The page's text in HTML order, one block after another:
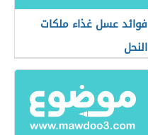
فوائد عسل غذاء ملكات
النحل